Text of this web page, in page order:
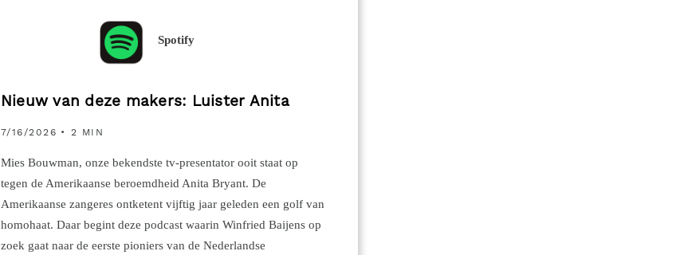
Spotify
Nieuw van deze makers: Luister Anita
7/16/2026 • 2 MIN
Mies Bouwman, onze bekendste tv-presentator ooit staat op
tegen de Amerikaanse beroemdheid Anita Bryant. De
Amerikaanse zangeres ontketent vijftig jaar geleden een golf van
homohaat. Daar begint deze podcast waarin Winfried Baijens op
zoek gaat naar de eerste pioniers van de Nederlandse